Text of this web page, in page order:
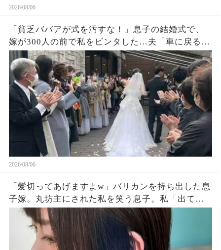
2026/08/06
「貧乏ババアが式を汚すな！」息子の結婚式で、
嫁が300人の前で私をビンタした…夫「車に戻る
か」私「ごめん」皆が私を哀れんでいたが真実が
明かされ嫁は顔面蒼白になった…
2026/08/06
「髪切ってあげますよw」バリカンを持ち出した息
子嫁。丸坊主にされた私を笑う息子。私「出てい
く…」息子夫婦「勝手にしろw」→翌朝、全財産を
持って姿を眩ませた結果…